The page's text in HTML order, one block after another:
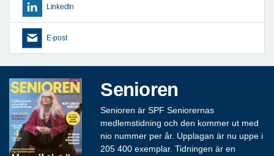
LinkedIn
E-post
Senioren
Senioren är SPF Seniorernas
medlemstidning och den kommer ut med
nio nummer per år. Upplagan är nu uppe i
205 400 exemplar. Tidningen är en